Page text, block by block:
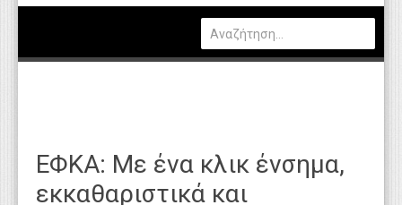
ΕΦΚΑ: Με ένα κλικ ένσημα,
εκκαθαριστικά και
Καιρός
Τεχνολογία
Εκπαίδευση